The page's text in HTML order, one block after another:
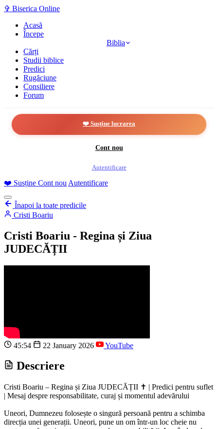
✞ Biserica Online
Acasă
Începe
Biblia
Cărți
Studii biblice
Predici
Rugăciune
Consiliere
Forum
❤️ Susține lucrarea
Cont nou
Autentificare
❤️ Susține Cont nou Autentificare
Înapoi la toate predicile
Cristi Boariu
Cristi Boariu - Regina și Ziua
JUDECĂȚII
45:54 22 January 2026 YouTube
Descriere
Cristi Boariu – Regina și Ziua JUDECĂȚII ✝️ | Predici pentru suflet
| Mesaj despre responsabilitate, curaj și momentul adevărului
Uneori, Dumnezeu folosește o singură persoană pentru a schimba
direcția unei generații. Uneori, pune un om într-un loc cheie nu